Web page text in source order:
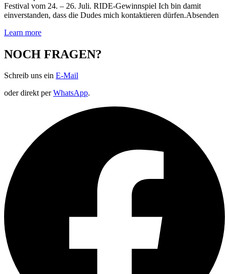
Festival vom 24. – 26. Juli. RIDE-Gewinnspiel Ich bin damit
einverstanden, dass die Dudes mich kontaktieren dürfen.Absenden
Learn more
NOCH FRAGEN?
Schreib uns ein E-Mail
oder direkt perWhatsApp.